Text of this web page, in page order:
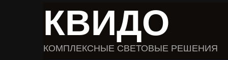
КВИДО
КОМПЛЕКСНЫЕ СВЕТОВЫЕ РЕШЕНИЯ